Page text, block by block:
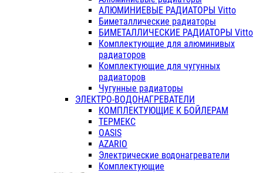
АЛЮМИНИЕВЫЕ РАДИАТОРЫ Vitto
Биметаллические радиаторы
БИМЕТАЛЛИЧЕСКИЕ РАДИАТОРЫ Vitto
Комплектующие для алюминивых
радиаторов
Комплектующие для чугунных
радиаторов
Чугунные радиаторы
ЭЛЕКТРО-ВОДОНАГРЕВАТЕЛИ
КОМПЛЕКТУЮЩИЕ К БОЙЛЕРАМ
ТЕРМЕКС
OASIS
AZARIO
Электрические водонагреватели
Комплектующие